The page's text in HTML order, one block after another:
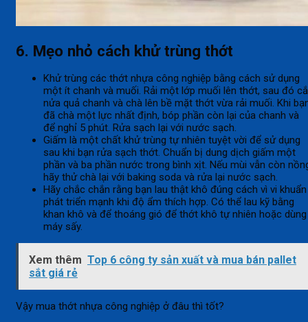
6. Mẹo nhỏ cách khử trùng thớt
Khử trùng các thớt nhựa công nghiệp bằng cách sử dụng
một ít chanh và muối. Rải một lớp muối lên thớt, sau đó
nửa quả chanh và chà lên bề mặt thớt vừa rải muối. Khi
đã chà một lực nhất định, bóp phần còn lại của chanh và
để nghỉ 5 phút. Rửa sạch lại với nước sạch.
Giấm là một chất khử trùng tự nhiên tuyệt vời để sử dụng
sau khi bạn rửa sạch thớt. Chuẩn bị dung dịch giấm một
phần và ba phần nước trong bình xịt. Nếu mùi vẫn còn
hãy thử chà lại với baking soda và rửa lại nước sạch.
Hãy chắc chắn rằng bạn lau thật khô đúng cách vì vi khuẩn
phát triển mạnh khi độ ẩm thích hợp. Có thể lau kỹ bằng
khan khô và để thoáng gió để thớt khô tự nhiên hoặc dùng
máy sấy.
Xem thêm Top 6 công ty sản xuất và mua bán pallet
sắt giá rẻ
Vậy mua thớt nhựa công nghiệp ở đâu thì tốt?